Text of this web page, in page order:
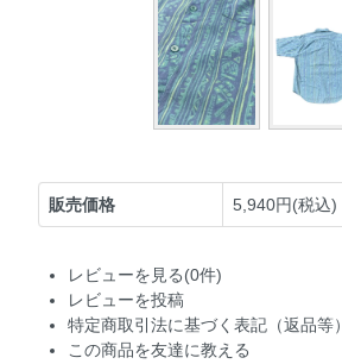
販売価格 5,940円(税込)
レビューを見る(0件)
レビューを投稿
特定商取引法に基づく表記（返品等）
この商品を友達に教える